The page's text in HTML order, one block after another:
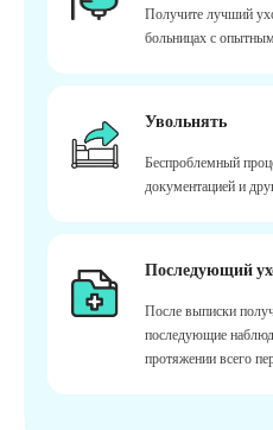
Получите лучший
больницах с
Увольнять
Беспроблемный
документацией и
Последующий
После выписки
последующие
протяжении всего